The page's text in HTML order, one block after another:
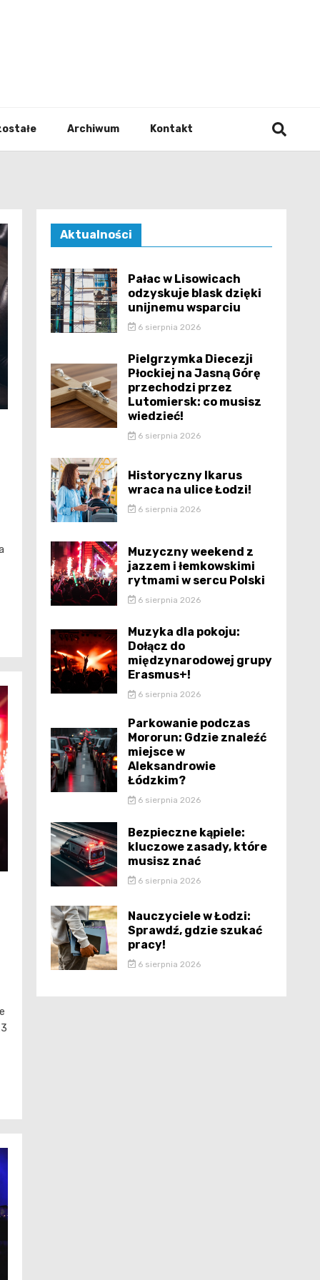
Archiwum Kontakt
Aktualności
Pałac w Lisowicach
odzyskuje blask dzięki
unijnemu wsparciu
6 sierpnia 2026
Pielgrzymka Diecezji
Płockiej na Jasną Górę
przechodzi przez
Lutomiersk: co musisz
wiedzieć!
6 sierpnia 2026
Historyczny Ikarus
wraca na ulice Łodzi!
6 sierpnia 2026
Muzyczny weekend z
jazzem i łemkowskimi
rytmami w sercu Polski
6 sierpnia 2026
Muzyka dla pokoju:
Dołącz do
międzynarodowej grupy
Erasmus+!
6 sierpnia 2026
Parkowanie podczas
Mororun: Gdzie znaleźć
miejsce w
Aleksandrowie
Łódzkim?
6 sierpnia 2026
Bezpieczne kąpiele:
kluczowe zasady, które
musisz znać
6 sierpnia 2026
Nauczyciele w Łodzi:
Sprawdź, gdzie szukać
pracy!
6 sierpnia 2026